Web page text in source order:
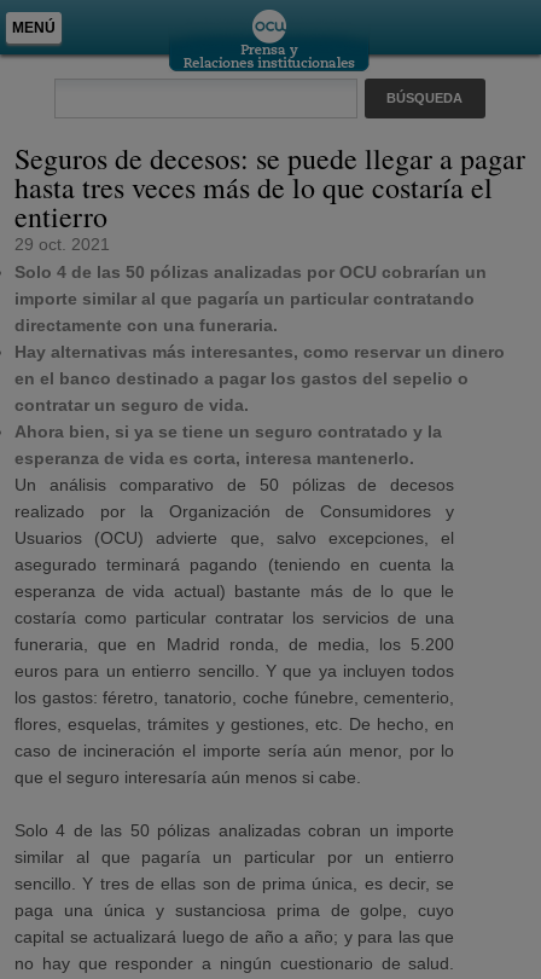
MENÚ
Seguros de decesos: se puede llegar a pagar
hasta tres veces más de lo que costaría el
entierro
29 oct. 2021
Solo 4 de las 50 pólizas analizadas por OCU cobrarían un
importe similar al que pagaría un particular contratando
directamente con una funeraria.
Hay alternativas más interesantes, como reservar un dinero
en el banco destinado a pagar los gastos del sepelio o
contratar un seguro de vida.
Ahora bien, si ya se tiene un seguro contratado y la
esperanza de vida es corta, interesa mantenerlo.
Un análisis comparativo de 50 pólizas de decesos
realizado por la Organización de Consumidores y
Usuarios (OCU) advierte que, salvo excepciones, el
asegurado terminará pagando (teniendo en cuenta la
esperanza de vida actual) bastante más de lo que le
costaría como particular contratar los servicios de una
funeraria, que en Madrid ronda, de media, los 5.200
euros para un entierro sencillo. Y que ya incluyen todos
los gastos: féretro, tanatorio, coche fúnebre, cementerio,
flores, esquelas, trámites y gestiones, etc. De hecho, en
caso de incineración el importe sería aún menor, por lo
que el seguro interesaría aún menos si cabe.
Solo 4 de las 50 pólizas analizadas cobran un importe
similar al que pagaría un particular por un entierro
sencillo. Y tres de ellas son de prima única, es decir, se
paga una única y sustanciosa prima de golpe, cuyo
capital se actualizará luego de año a año; y para las que
no hay que responder a ningún cuestionario de salud.